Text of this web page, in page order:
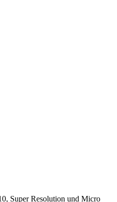
Super Resolution und Micro